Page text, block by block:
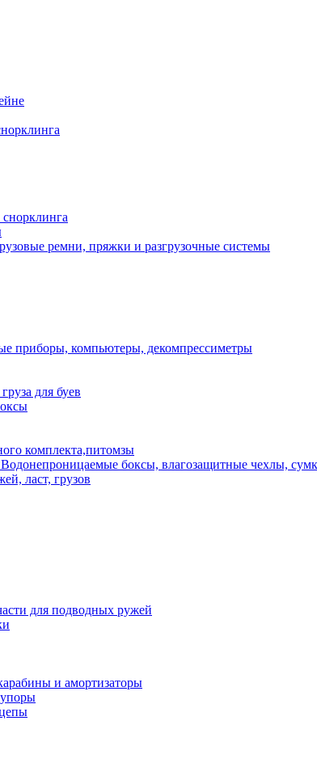
ремни, пряжки и разгрузочные системы
приборы, компьютеры, декомпрессиметры
для буев
комплекта,питомзы
Водонепроницаемые боксы, влагозащитные чехлы,
ласт, грузов
для подводных ружей
и амортизаторы